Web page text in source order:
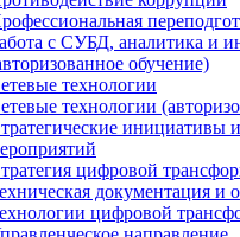
с СУБД, аналитика и
обучение)
технологии
технологии
инициативы
цифровой
документация и
цифровой